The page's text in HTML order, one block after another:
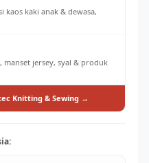
kaki anak & dewasa,
jersey, syal & produk
Knitting & Sewing →